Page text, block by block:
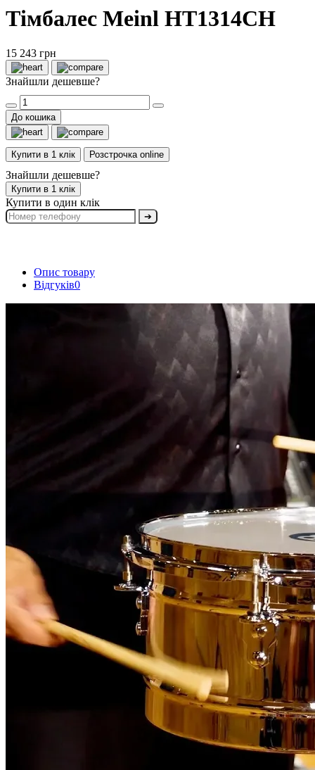
Тімбалес Meinl HT1314CH
15 243 грн
Знайшли дешевше?
До кошика
Купити в 1 клік Розстрочка online
Знайшли дешевше?
Купити в 1 клік
Купити в один клік
➔
Опис товару
Відгуків0